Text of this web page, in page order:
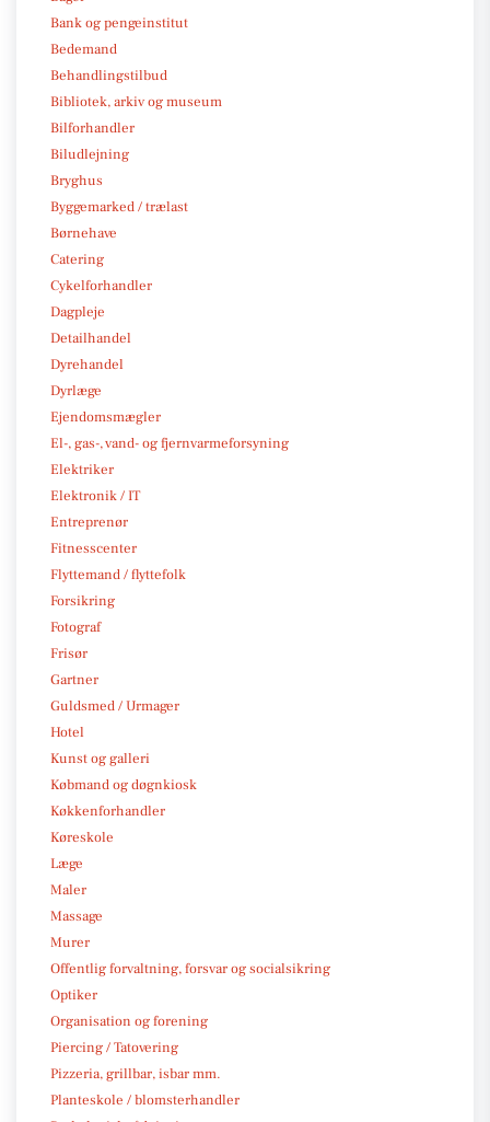
Bank og pengeinstitut
Bedemand
Behandlingstilbud
Bibliotek, arkiv og museum
Bilforhandler
Biludlejning
Bryghus
Byggemarked / trælast
Børnehave
Catering
Cykelforhandler
Dagpleje
Detailhandel
Dyrehandel
Dyrlæge
Ejendomsmægler
El-, gas-, vand- og fjernvarmeforsyning
Elektriker
Elektronik / IT
Entreprenør
Fitnesscenter
Flyttemand / flyttefolk
Forsikring
Fotograf
Frisør
Gartner
Guldsmed / Urmager
Hotel
Kunst og galleri
Købmand og døgnkiosk
Køkkenforhandler
Køreskole
Læge
Maler
Massage
Murer
Offentlig forvaltning, forsvar og socialsikring
Optiker
Organisation og forening
Piercing / Tatovering
Pizzeria, grillbar, isbar mm.
Planteskole / blomsterhandler